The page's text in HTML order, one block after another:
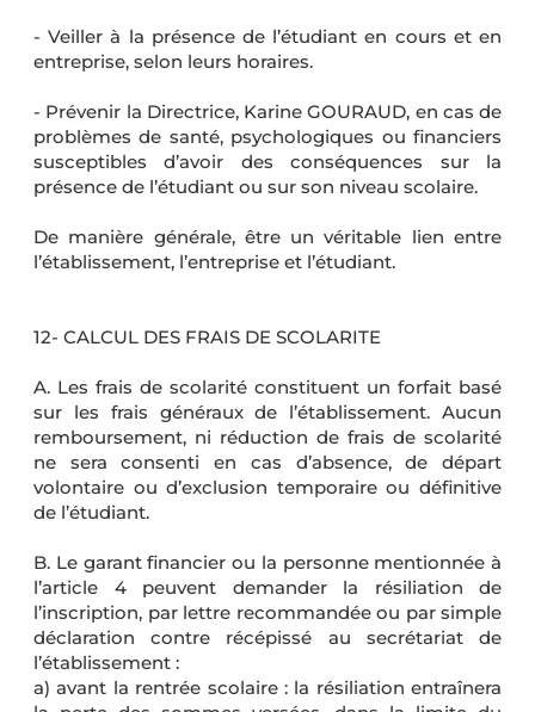
- Veiller à la présence de l’étudiant en cours et en
entreprise, selon leurs horaires.
- Prévenir la Directrice, Karine GOURAUD, en cas de
problèmes de santé, psychologiques ou financiers
susceptibles d’avoir des conséquences sur la
présence de l’étudiant ou sur son niveau scolaire.
De manière générale, être un véritable lien entre
l’établissement, l’entreprise et l’étudiant.
12- CALCUL DES FRAIS DE SCOLARITE
A. Les frais de scolarité constituent un forfait basé
sur les frais généraux de l’établissement. Aucun
remboursement, ni réduction de frais de scolarité
ne sera consenti en cas d’absence, de départ
volontaire ou d’exclusion temporaire ou définitive
de l’étudiant.
B. Le garant financier ou la personne mentionnée à
l’article 4 peuvent demander la résiliation de
l’inscription, par lettre recommandée ou par simple
déclaration contre récépissé au secrétariat de
l’établissement :
a) avant la rentrée scolaire : la résiliation entraînera